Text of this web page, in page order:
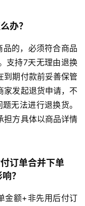
办？
的，必须符合商品
支持7天无理由退换
到期付款前妥善保管
家发起退货申请，不
无法进行退换货。
担方具体以商品详情
订单合并下单
？
金额+非先用后付订